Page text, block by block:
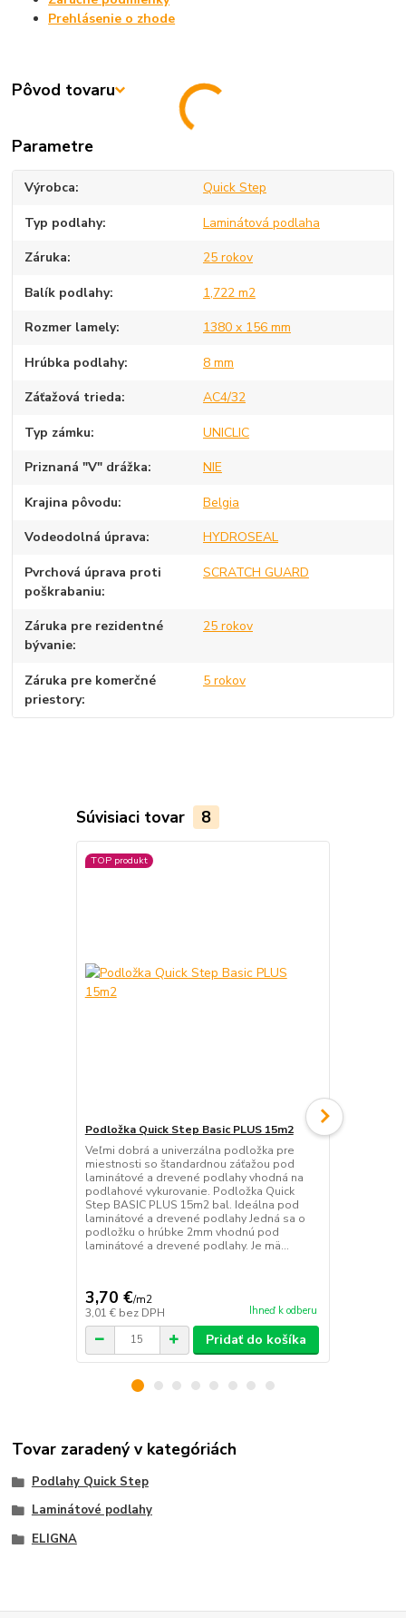
Prehlásenie o zhode
Pôvod tovaru
Parametre
Výrobca Quick Step
Typ podlahy Laminátová podlaha
Záruka 25 rokov
Balík podlahy 1,722 m2
Rozmer lamely 1380 x 156 mm
Hrúbka podlahy 8 mm
Záťažová trieda AC4/32
Typ zámku UNICLIC
Priznaná "V" drážka NIE
Krajina pôvodu Belgia
Vodeodolná úprava HYDROSEAL
Pvrchová úprava proti
poškrabaniu
SCRATCH GUARD
Záruka pre rezidentné
bývanie
25 rokov
Záruka pre komerčné
priestory
5 rokov
Súvisiaci tovar 8
TOP produkt
Podložka Quick Step Basic PLUS 15m2
Veľmi dobrá a univerzálna podložka pre
miestnosti so štandardnou záťažou pod
laminátové a drevené podlahy vhodná na
podlahové vykurovanie. Podložka Quick
Step BASIC PLUS 15m2 bal. Ideálna pod
laminátové a drevené podlahy Jedná sa o
podložku o hrúbke 2mm vhodnú pod
laminátové a drevené podlahy. Je mä...
3,70 €/m2
3,01 € bez DPH Ihneď k odberu
Pridať do košíka
Podložka
Tovar zaradený v kategóriách
Podlahy Quick Step
Laminátové podlahy
ELIGNA